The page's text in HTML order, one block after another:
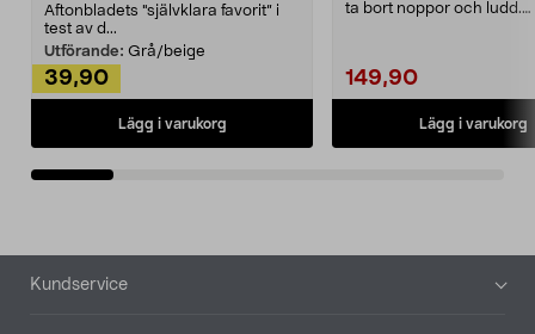
Aftonbladets "självklara favorit” i
test av d...
Utförande: Grå/beige
39,90
Lägg i varukorg
ta bort noppor och ludd.
149,90
Lägg i varukorg
Sidfot
Kundservice